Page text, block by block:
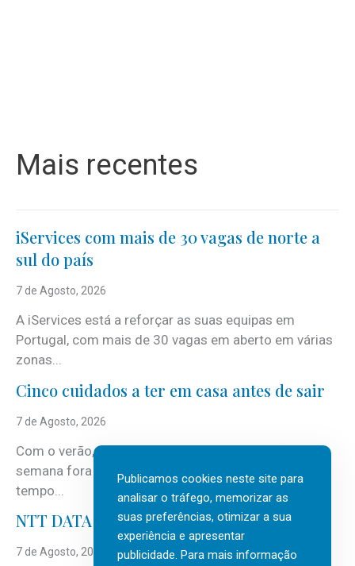
Mais recentes
iServices com mais de 30 vagas de norte a
sul do país
7 de Agosto, 2026
A iServices está a reforçar as suas equipas em
Portugal, com mais de 30 vagas em aberto em várias
zonas...
Cinco cuidados a ter em casa antes de sair
7 de Agosto, 2026
Com o verão, chegam também as férias, os fins-de-
semana fora e os dias em que a casa fica mais
tempo...
NTT DATA Insurtech Global Outlook 2026
7 de Agosto, 2026
Publicamos cookies neste site para
analisar o tráfego, memorizar as
suas preferências, otimizar a sua
experiência e apresentar
publicidade. Para mais informação